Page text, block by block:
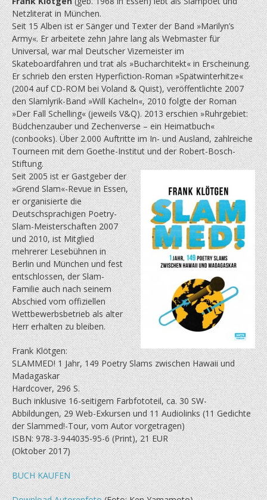
Netzliterat in München.
Seit 15 Alben ist er Sänger und Texter der Band »Marilyn’s
Army«. Er arbeitete zehn Jahre lang als Webmaster für
Universal, war mal Deutscher Vizemeister im
Skateboardfahren und trat als »Bucharchitekt« in Erscheinung.
Er schrieb den ersten Hyperfiction-Roman »Spät­winterhitze«
(2004 auf CD-ROM bei Voland & Quist), veröffentlichte 2007
den Slamlyrik-Band »Will Kacheln«, 2010 folgte der Roman
»Der Fall Schelling« (jeweils V&Q). 2013 erschien »Ruhrgebiet:
Büdchenzauber und Zechenverse – ein Heimatbuch«
(conbooks). Über 2.000 Auftritte im In- und Ausland, zahlreiche
Tourneen mit dem Goethe-Institut und der Robert-Bosch-
Stiftung.
Seit 2005 ist er Gastgeber der
»Grend Slam«-Revue in Essen,
er organisierte die
Deutschsprachigen Poetry-
Slam-Meisterschaften 2007
und 2010, ist Mitglied
mehrerer Lesebühnen in
Berlin und München und fest
entschlossen, der Slam-
Familie auch nach seinem
Abschied vom offiziellen
Wettbewerbsbetrieb als alter
Herr erhalten zu bleiben.
Frank Klötgen:
SLAMMED! 1 Jahr, 149 Poetry Slams zwischen Hawaii und
Madagaskar
Hardcover, 296 S.
Buch inklusive 16-seitigem Farbfototeil, ca. 30 SW-
Abbildungen, 29 Web-Exkursen und 11 Audiolinks (11 Gedichte
der Slammed!-Tour, vom Autor vorgetragen)
ISBN: 978-3-944035-95-6 (Print), 21 EUR
(Oktober 2017)
BUCH KAUFEN